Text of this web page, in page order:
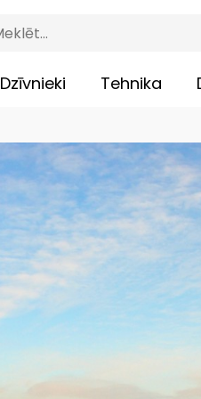
Dzīvnieki Tehnika